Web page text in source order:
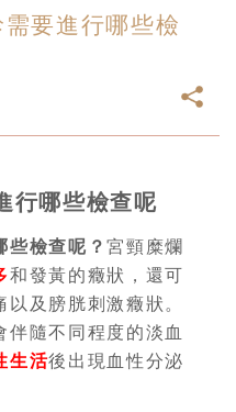
要進行哪些檢
行哪些檢查呢
些檢查呢？宮頸糜爛
和發黃的癥狀，還可
及膀胱刺激癥狀。
伴隨不同程度的淡血
生活後出現血性分泌